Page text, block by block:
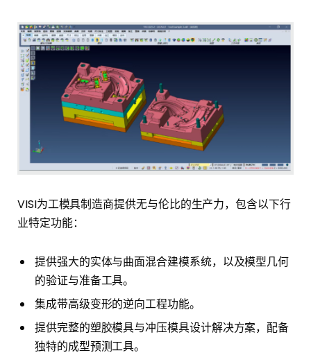
VISI为工模具制造商提供无与伦比的生产力，包含以下行
业特定功能：
提供强大的实体与曲面混合建模系统，以及模型几何
的验证与准备工具。
集成带高级变形的逆向工程功能。
提供完整的塑胶模具与冲压模具设计解决方案，配备
独特的成型预测工具。